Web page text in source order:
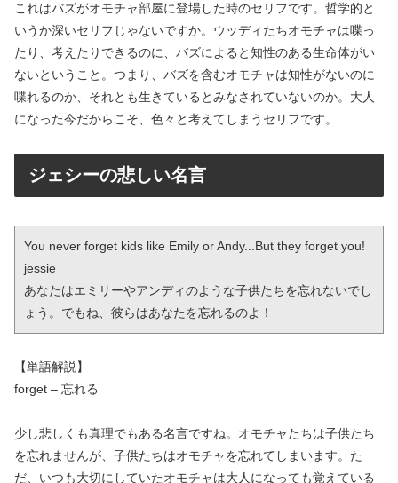
これはバズがオモチャ部屋に登場した時のセリフです。哲学的と
いうか深いセリフじゃないですか。ウッディたちオモチャは喋っ
たり、考えたりできるのに、バズによると知性のある生命体がい
ないということ。つまり、バズを含むオモチャは知性がないのに
喋れるのか、それとも生きているとみなされていないのか。大人
になった今だからこそ、色々と考えてしまうセリフです。
ジェシーの悲しい名言
You never forget kids like Emily or Andy...But they forget you!
jessie
あなたはエミリーやアンディのような子供たちを忘れないでし
ょう。でもね、彼らはあなたを忘れるのよ！
【単語解説】
forget – 忘れる
少し悲しくも真理でもある名言ですね。オモチャたちは子供たち
を忘れませんが、子供たちはオモチャを忘れてしまいます。た
だ、いつも大切にしていたオモチャは大人になっても覚えている